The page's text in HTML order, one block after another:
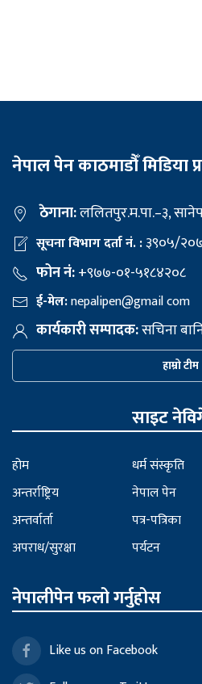
नेपाल पेन काठमाडौँ मिडिया
ठेगाना:ललितपुर.म.पा.–३,
सूचना विभाग दर्ता नं. :३९०५/
फोन नं:+९७७-०१-५१८४२०८
ई-मेल:nepalipen@gmail com
कार्यकारी सम्पादक:सचिना
हाम्रो टीम
साइट
होम
अन्तर्राष्ट्रिय
अन्तर्वार्ता
अपराध/सुरक्षा
धर्म संस्कृति
नेपाल पेन
पत्र-पत्रिका
पर्यटन
नेपालीपेन फलो गर्नुहोस
Like us on Facebook